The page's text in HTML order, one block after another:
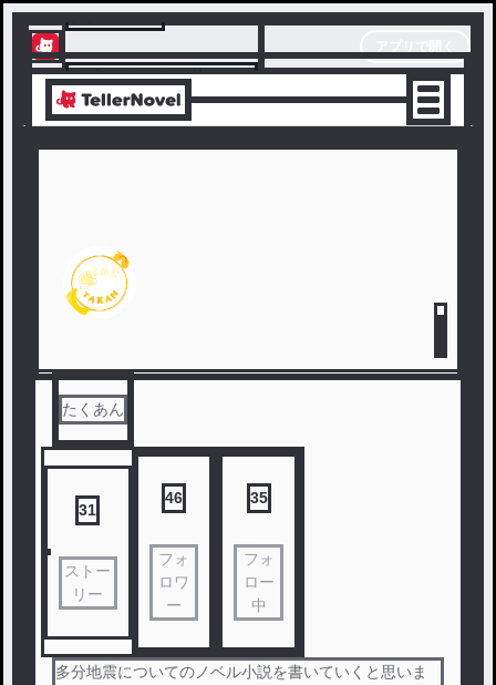
テラーノベル
アプリでサクサク楽しめる
たくあん
31
ストー
リー
46
フォ
ロワ
ー
35
フォ
ロー
中
多分地震についてのノベル小説を書いていくと思いま